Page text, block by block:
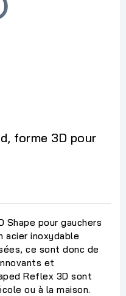
forme 3D pour
Shape pour gauchers
acier inoxydable
ce sont donc de
et
Reflex 3D sont
ou à la maison.